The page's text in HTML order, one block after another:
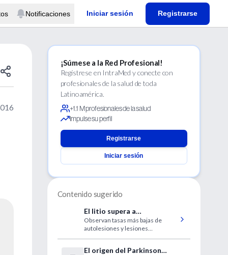
Notificaciones Iniciar sesión Registrarse
¡Súmese a la Red Profesional!
Regístrese en IntraMed y conecte con
profesionales de la salud de toda
Latinoamérica.
+1.1 M profesionales de la salud
Impulse su perfil
Registrarse
Iniciar sesión
Contenido sugerido
El litio supera a
medicamentos más
recientes para el trastorno
bipolar
Observan tasas más bajas de
autolesiones y lesiones
El origen del Parkinson